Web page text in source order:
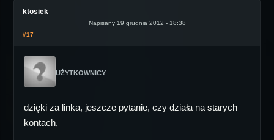
ktosiek
Napisany 19 grudnia 2012 - 18:38
#17
UŻYTKOWNICY
dzięki za linka, jeszcze pytanie, czy działa na starych
kontach,